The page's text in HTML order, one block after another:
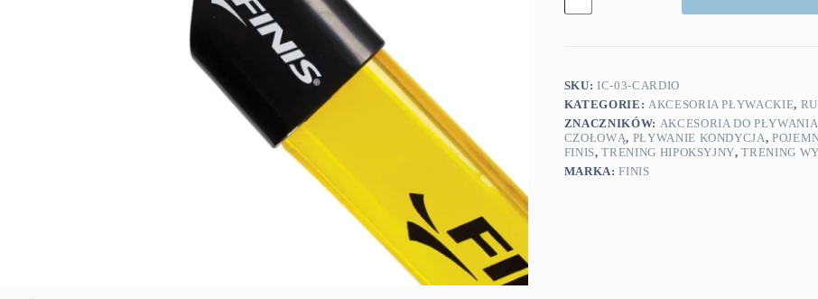
Cap
SKU:IC-03-CARDIO
KATEGORIE: AKCESORIA PŁYWACKIE,
ZNACZNIKÓW: AKCESORIA DO PŁYWANIA
CZOŁOWĄ, PŁYWANIE KONDYCJA,
FINIS,TRENING HIPOKSYJNY,TRENING
MARKA:FINIS